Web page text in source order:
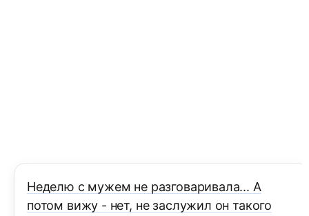
Неделю с мужем не разговаривала... А
потом вижу - нет, не заслужил он такого